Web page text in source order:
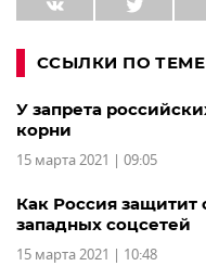
ССЫЛКИ ПО ТЕМЕ
У запрета
корни
15 марта 2021 | 09:05
Как Россия защитит
западных соцсетей
15 марта 2021 | 10:48